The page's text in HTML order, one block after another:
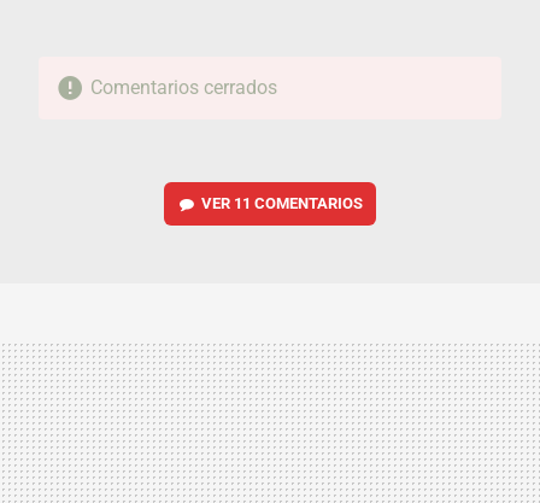
Comentarios cerrados
VER 11 COMENTARIOS